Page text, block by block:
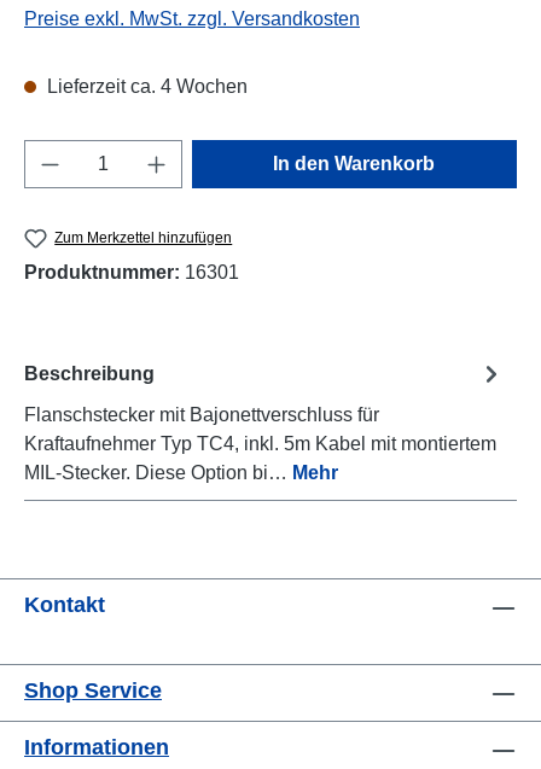
Preise exkl. MwSt. zzgl. Versandkosten
Lieferzeit ca. 4 Wochen
Produkt Anzahl: Gib den gewünschten
In den Warenkorb
Zum Merkzettel hinzufügen
Produktnummer: 16301
Beschreibung
Flanschstecker mit Bajonettverschluss für
Kraftaufnehmer Typ TC4, inkl. 5m Kabel mit montiertem
MIL-Stecker. Diese Option bi… Mehr
Kontakt
Shop Service
Informationen